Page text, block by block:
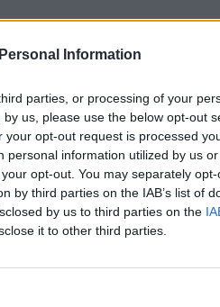
Information
parties, or processing of your
us, please use the below opt-out
opt-out request is processed
information utilized by us
opt-out. You may separately
by third parties on the IAB’s list of
by us to third parties on the
it to other third parties.
uns auf Facebook...